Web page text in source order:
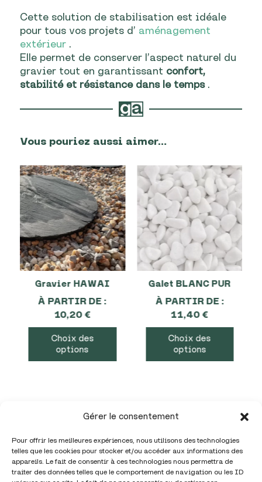
Gérer le consentement
Pour offrir les meilleures expériences, nous utilisons des technologies
telles que les cookies pour stocker et/ou accéder aux informations des
appareils. Le fait de consentir à ces technologies nous permettra de
traiter des données telles que le comportement de navigation ou les ID
Cette solution de stabilisation est idéale
pour tous vos projets d’ aménagement
extérieur.
Elle permet de conserver l’aspect naturel du
gravier tout en garantissant confort,
stabilité et résistance dans le temps.
Vous pouriez aussi aimer…
Gravier HAWAI
À PARTIR DE :
10,20€
Choix des
options
Galet BLANC PUR
À PARTIR DE :
11,40€
Choix des
options